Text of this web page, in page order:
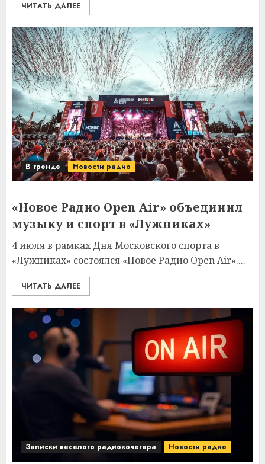
ЧИТАТЬ ДАЛЕЕ
В тренде Новости радио
«Новое Радио Open Air» объединил
музыку и спорт в «Лужниках»
4 июля в рамках Дня Московского спорта в
«Лужниках» состоялся «Новое Радио Open Air»....
ЧИТАТЬ ДАЛЕЕ
Записки веселого радиокочегара Новости радио